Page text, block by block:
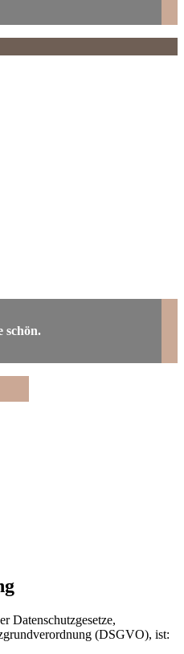
schön.
Datenschutzgesetze,
(DSGVO), ist: